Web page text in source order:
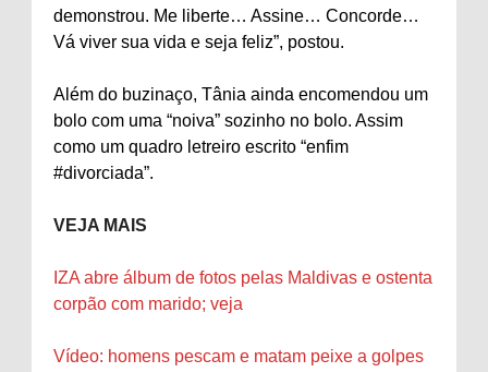
demonstrou. Me liberte… Assine… Concorde…
Vá viver sua vida e seja feliz”, postou.
Além do buzinaço, Tânia ainda encomendou um
bolo com uma “noiva” sozinho no bolo. Assim
como um quadro letreiro escrito “enfim
#divorciada”.
VEJA MAIS
IZA abre álbum de fotos pelas Maldivas e ostenta
corpão com marido; veja
Vídeo: homens pescam e matam peixe a golpes